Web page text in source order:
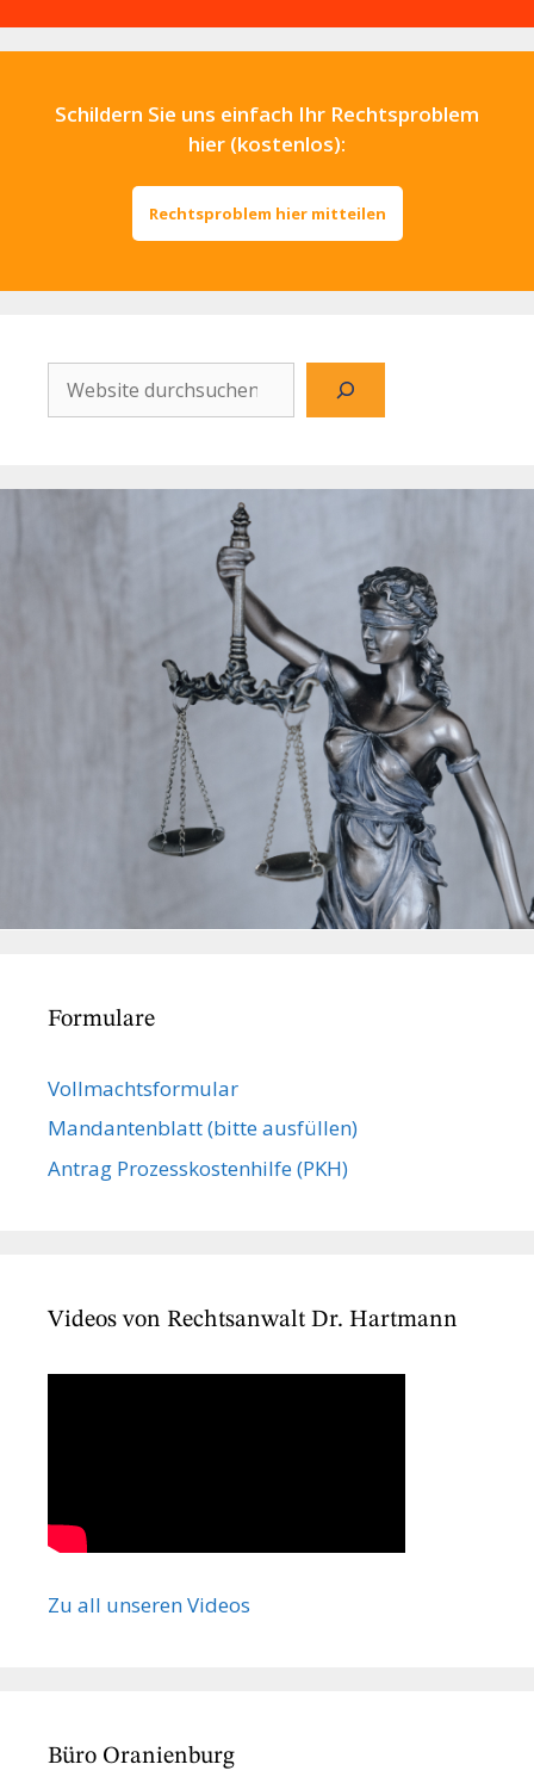
Schildern Sie uns einfach Ihr Rechtsproblem
hier (kostenlos):
Rechtsproblem hier mitteilen
Website
durchsuchen
Formulare
Vollmachts­formular
Mandanten­blatt (bitte ausfüllen)
Antrag Prozesskostenhilfe (PKH)
Videos von Rechtsanwalt Dr. Hartmann
Zu all unseren Videos
Büro Oranienburg